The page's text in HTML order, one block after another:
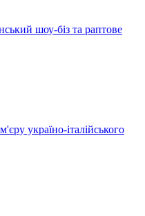
шоу-біз та раптове
україно-італійського